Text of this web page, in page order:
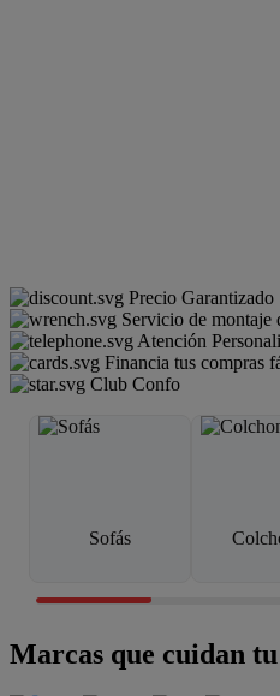
Precio Garantizado
Servicio de montaje
Atención
Financia tus compras
Club Confo
Sofás
Marcas que cuidan tu